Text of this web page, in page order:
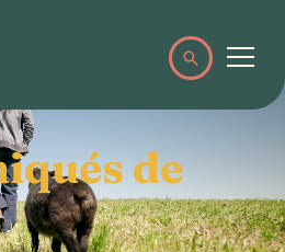
de